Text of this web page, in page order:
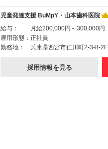
児童発達支援 BuMpY・山本歯科医院
給与：
月給200,000円～300,000円
雇用形態： 正社員
勤務地：
兵庫県西宮市仁川町2-3-8-2F
採用情報を見る